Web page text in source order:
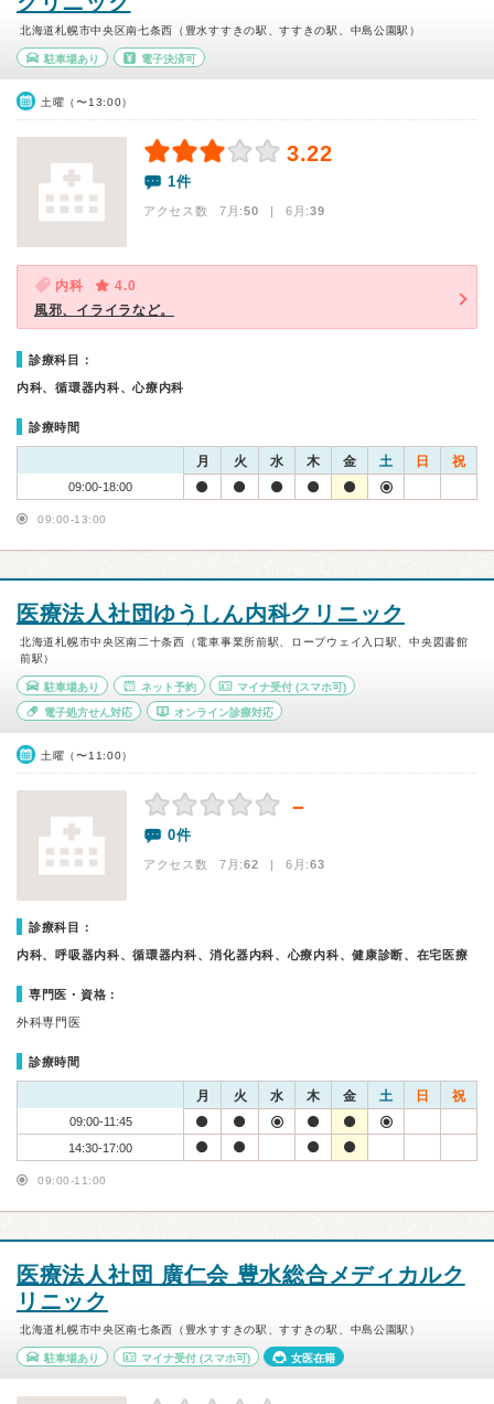
北海道札幌市中央区南七条西（豊水すすきの駅、すすきの駅、中島公園駅）
駐車場あり 電子決済可
土曜（〜13:00）
3.22
1件
アクセス数 7月:50 | 6月:39
内科
4.0
風邪、イライラなど。
診療科目：
内科、循環器内科、心療内科
診療時間
月 火 水 木 金 土 日 祝
09:00-18:00
09:00-13:00
医療法人社団ゆうしん内科クリニック
北海道札幌市中央区南二十条西（電車事業所前駅、ロープウェイ入口駅、中央図書館
前駅）
駐車場あり ネット予約 マイナ受付 (スマホ可)
電子処方せん対応 オンライン診療対応
土曜（〜11:00）
－
0件
アクセス数 7月:62 | 6月:63
診療科目：
内科、呼吸器内科、循環器内科、消化器内科、心療内科、健康診断、在宅医療
専門医・資格：
外科専門医
診療時間
月 火 水 木 金 土 日 祝
09:00-11:45
14:30-17:00
09:00-11:00
医療法人社団 廣仁会 豊水総合メディカルク
リニック
北海道札幌市中央区南七条西（豊水すすきの駅、すすきの駅、中島公園駅）
駐車場あり マイナ受付(スマホ可) 女医在籍